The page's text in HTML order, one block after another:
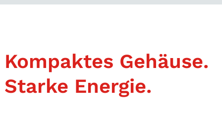
Kompaktes Gehäuse.
Starke Energie.